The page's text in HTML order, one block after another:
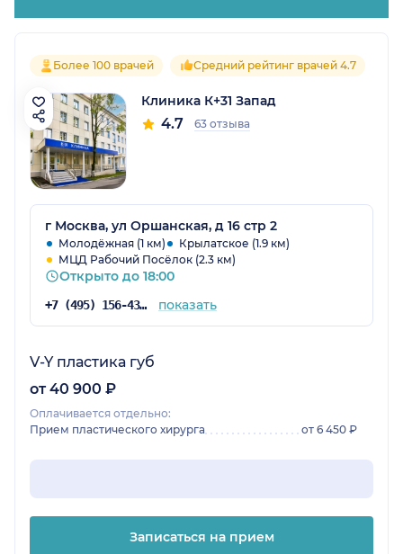
Более 100 врачей Средний рейтинг врачей 4.7
Клиника К+31 Запад
4.7 63 отзыва
г Москва, ул Оршанская, д 16 стр 2
Молодёжная (1 км)
Крылатское (1.9 км)
МЦД Рабочий Посёлок (2.3 км)
Открыто до 18:00
+7 (495) 156-43-16 показать
V-Y пластика губ
от 40 900 ₽
Оплачивается отдельно:
Прием пластического хирурга
от 6 450 ₽
Записаться на прием